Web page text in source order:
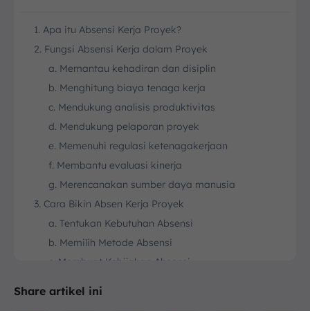
1. Apa itu Absensi Kerja Proyek?
2. Fungsi Absensi Kerja dalam Proyek
a. Memantau kehadiran dan disiplin
b. Menghitung biaya tenaga kerja
c. Mendukung analisis produktivitas
d. Mendukung pelaporan proyek
e. Memenuhi regulasi ketenagakerjaan
f. Membantu evaluasi kinerja
g. Merencanakan sumber daya manusia
3. Cara Bikin Absen Kerja Proyek
a. Tentukan Kebutuhan Absensi
b. Memilih Metode Absensi
c. Membuat Kebijakan Absensi
Share artikel ini